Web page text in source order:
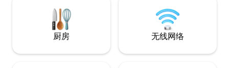
可提供额外床位和 3 张婴儿床）。
程
厨房 无线网络